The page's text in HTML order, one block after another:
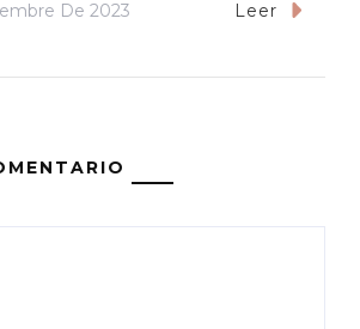
De 2023 Leer